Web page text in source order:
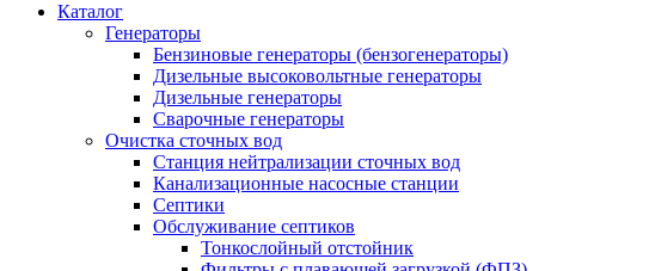
Каталог
Генераторы
Бензиновые генераторы (бензогенераторы)
Дизельные высоковольтные генераторы
Дизельные генераторы
Сварочные генераторы
Очистка сточных вод
Станция нейтрализации сточных вод
Канализационные насосные станции
Септики
Обслуживание септиков
Тонкослойный отстойник